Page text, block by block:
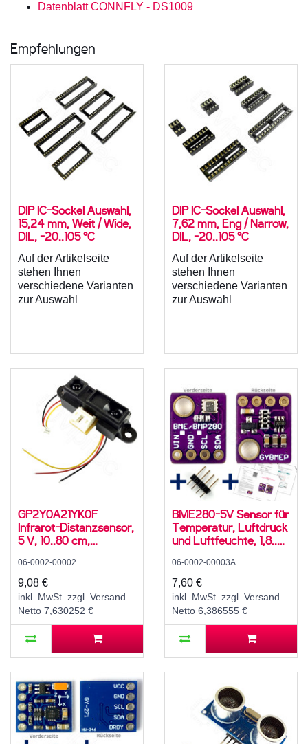
Datenblatt CONNFLY - DS1009
Empfehlungen
DIP IC-Sockel Auswahl,
15,24 mm, Weit / Wide,
DIL, -20..105 °C
Auf der Artikelseite
stehen Ihnen
verschiedene Varianten
zur Auswahl
DIP IC-Sockel Auswahl,
7,62 mm, Eng / Narrow,
DIL, -20..105 °C
Auf der Artikelseite
stehen Ihnen
verschiedene Varianten
zur Auswahl
GP2Y0A21YK0F
Infrarot-Distanzsensor,
5 V, 10..80 cm,
06-0002-00002
9,08 €
inkl. MwSt. zzgl. Versand
Netto 7,630252 €
BME280-5V Sensor für
Temperatur, Luftdruck
und Luftfeuchte, 1,8..5
06-0002-00003A
7,60 €
inkl. MwSt. zzgl. Versand
Netto 6,386555 €